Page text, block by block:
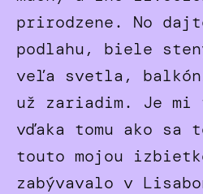
prirodzene. No
podlahu, biele
veľa svetla,
už zariadim. Je mi
vďaka tomu ako
touto mojou
zabývavalo v